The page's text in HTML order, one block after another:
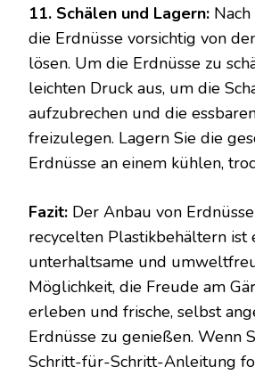
11. Schälen und Lagern:
die Erdnüsse vorsichtig von
lösen. Um die Erdnüsse zu
leichten Druck aus, um die
aufzubrechen und die
freizulegen. Lagern Sie die
Erdnüsse an einem kühlen,
Fazit: Der Anbau von
recycelten Plastikbehältern ist
unterhaltsame und
Möglichkeit, die Freude am
erleben und frische, selbst
Erdnüsse zu genießen. Wenn
Schritt-für-Schritt-Anleitung